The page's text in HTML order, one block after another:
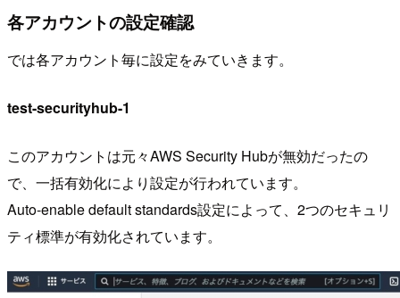
各アカウントの設定確認
では各アカウント毎に設定をみていきます。
test-securityhub-1
このアカウントは元々AWS Security Hubが無効だったの
で、一括有効化により設定が行われています。
Auto-enable default standards設定によって、2つのセキュリ
ティ標準が有効化されています。